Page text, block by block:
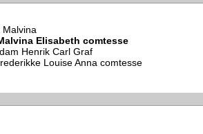
Malvina
Elisabeth comtesse
Henrik Carl Graf
Louise Anna comtesse